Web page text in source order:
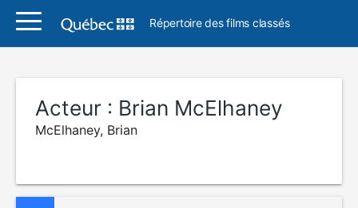
Répertoire des films classés
Acteur : Brian McElhaney
McElhaney, Brian